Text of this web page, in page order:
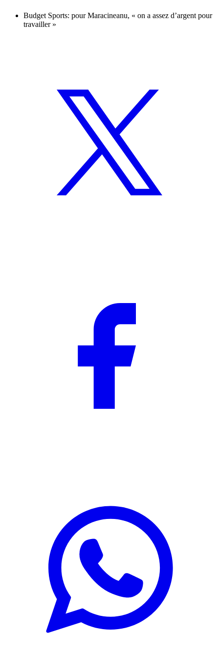
Budget Sports: pour Maracineanu, « on a assez d’argent pour
travailler »